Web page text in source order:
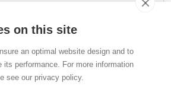
on this site
an optimal website design and to
its performance. For more information
see our privacy policy.